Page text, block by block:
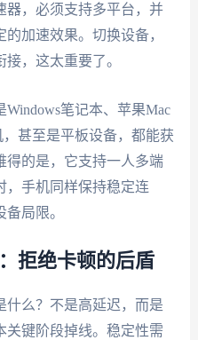
器，必须支持多平台，并
加速效果。切换设备，
，这太重要了。
笔记本、苹果Mac
，甚至是平板设备，都能获
得的是，它支持一人多端
，手机同样保持稳定连
局限。
拒绝卡顿的后盾
什么？不是高延迟，而是
关键阶段掉线。稳定性需